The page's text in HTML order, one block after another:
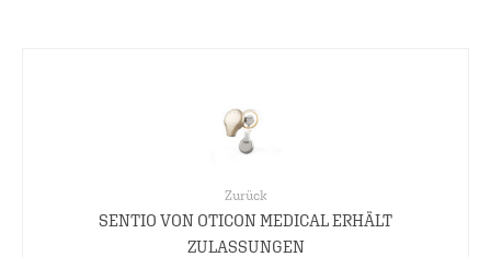
Zurück
SENTIO VON OTICON MEDICAL ERHÄLT
ZULASSUNGEN